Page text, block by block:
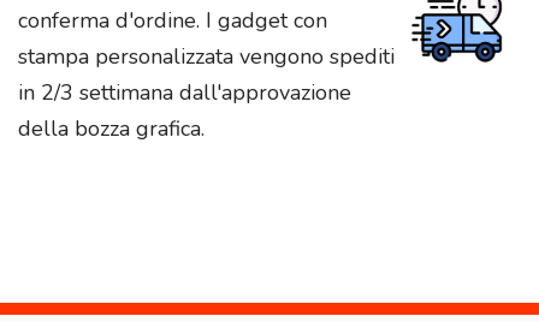
conferma d'ordine. I gadget con
stampa personalizzata vengono spediti
in 2/3 settimana dall'approvazione
della bozza grafica.